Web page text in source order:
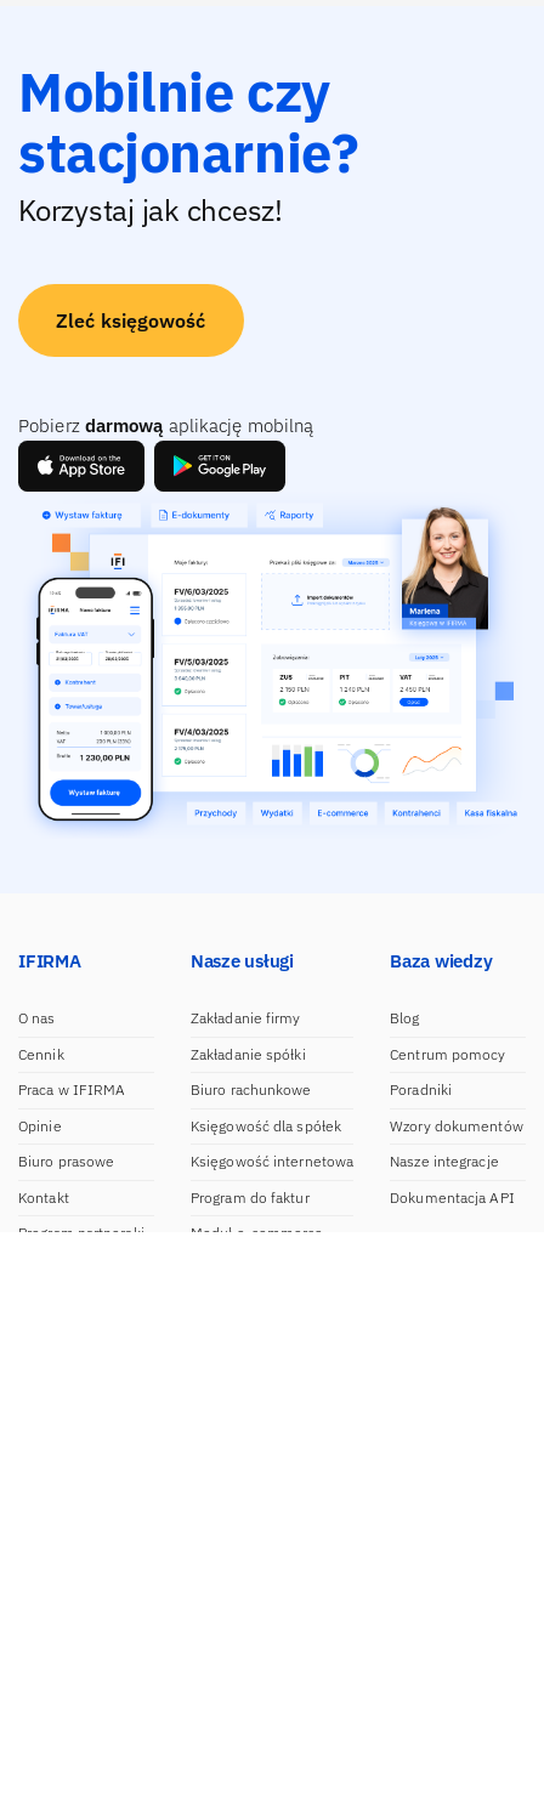
Mobilnie czy
stacjonarnie?
Korzystaj jak chcesz!
Zleć księgowość
Pobierz darmową aplikację mobilną
IFIRMA
O nas
Cennik
Praca w IFIRMA
Opinie
Biuro prasowe
Kontakt
Program partnerski
Nasze usługi
Zakładanie firmy
Zakładanie spółki
Biuro rachunkowe
Księgowość dla spółek
Księgowość internetowa
Program do faktur
Moduł e-commerce
Baza wiedzy
Blog
Centrum pomocy
Poradniki
Wzory dokumentów
Nasze integracje
Dokumentacja API